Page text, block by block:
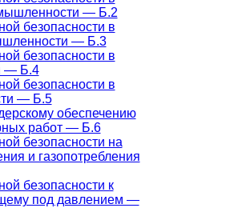
— Б.2
безопасности в
— Б.3
безопасности в
— Б.4
безопасности в
— Б.5
обеспечению
работ — Б.6
безопасности на
и газопотребления
безопасности к
под давлением —